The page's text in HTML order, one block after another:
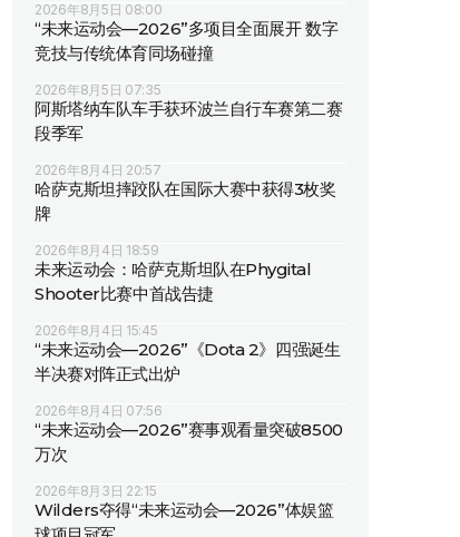
2026年8月5日 08:00
“未来运动会—2026”多项目全面展开 数字
竞技与传统体育同场碰撞
2026年8月5日 07:35
阿斯塔纳车队车手获环波兰自行车赛第二赛
段季军
2026年8月4日 20:57
哈萨克斯坦摔跤队在国际大赛中获得3枚奖
牌
2026年8月4日 18:59
未来运动会：哈萨克斯坦队在Phygital
Shooter比赛中首战告捷
2026年8月4日 15:45
“未来运动会—2026”《Dota 2》四强诞生
半决赛对阵正式出炉
2026年8月4日 07:56
“未来运动会—2026”赛事观看量突破8500
万次
2026年8月3日 22:15
Wilders夺得“未来运动会—2026”体娱篮